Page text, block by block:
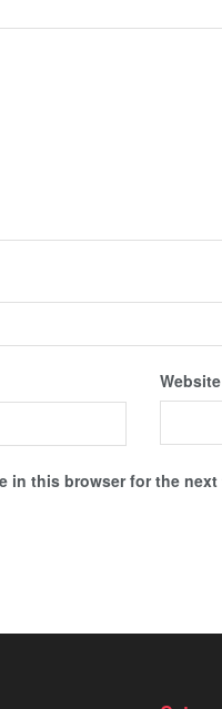
Website
in this browser for the next